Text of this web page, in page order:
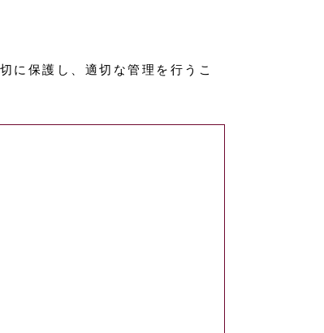
に保護し、適切な管理を行うこ